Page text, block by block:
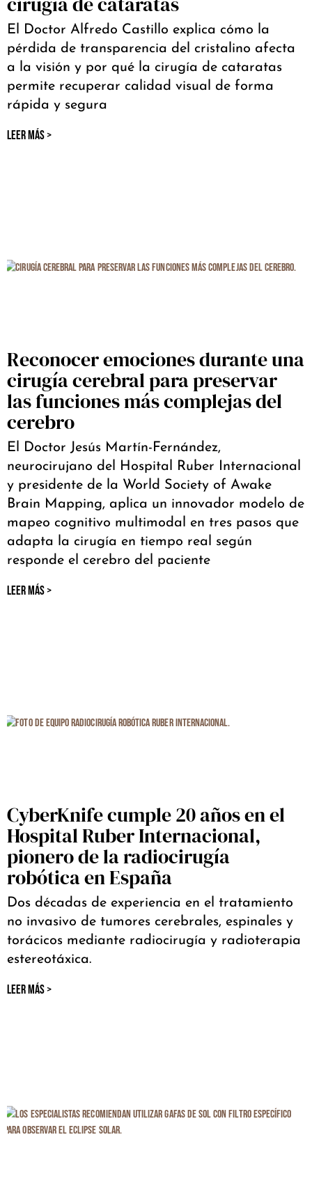
El Doctor Alfredo Castillo explica cómo la
pérdida de transparencia del cristalino afecta
a la visión y por qué la cirugía de cataratas
permite recuperar calidad visual de forma
rápida y segura
LEER MÁS >
Reconocer emociones durante una
cirugía cerebral para preservar
las funciones más complejas del
cerebro
El Doctor Jesús Martín-Fernández,
neurocirujano del Hospital Ruber Internacional
y presidente de la World Society of Awake
Brain Mapping, aplica un innovador modelo de
mapeo cognitivo multimodal en tres pasos que
adapta la cirugía en tiempo real según
responde el cerebro del paciente
LEER MÁS >
CyberKnife cumple 20 años en el
Hospital Ruber Internacional,
pionero de la radiocirugía
robótica en España
Dos décadas de experiencia en el tratamiento
no invasivo de tumores cerebrales, espinales y
torácicos mediante radiocirugía y radioterapia
estereotáxica.
LEER MÁS >